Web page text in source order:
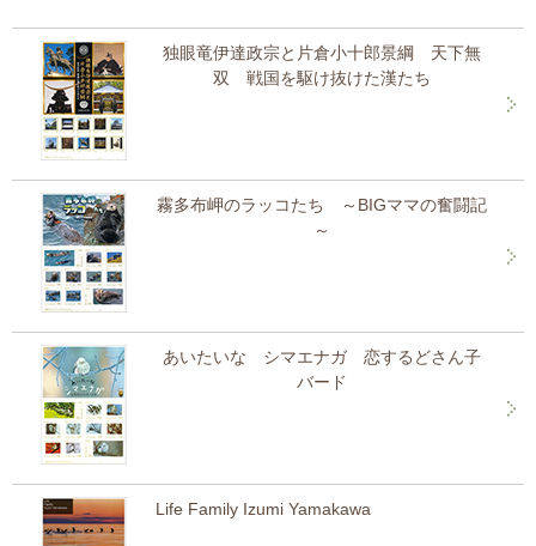
独眼竜伊達政宗と片倉小十郎景綱 天下無
双 戦国を駆け抜けた漢たち
霧多布岬のラッコたち ～BIGママの奮闘記
～
あいたいな シマエナガ 恋するどさん子
バード
Life Family Izumi Yamakawa